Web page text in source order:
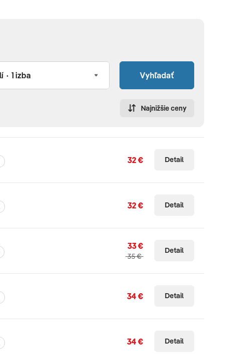
Vyhľadať
Najnižšie ceny
32 € Detail
32 € Detail
33 €
35 €
Detail
34 € Detail
34 € Detail